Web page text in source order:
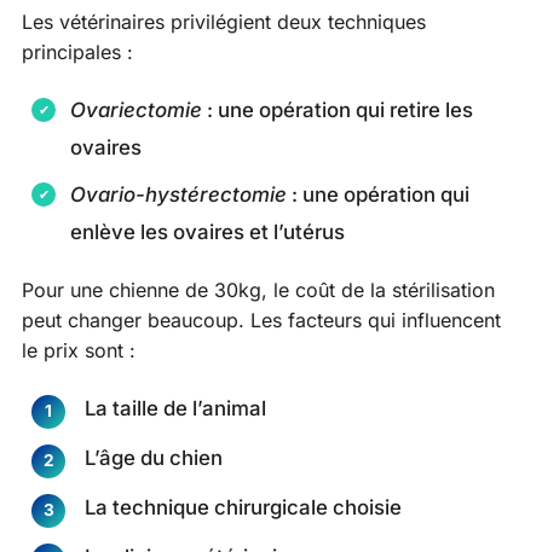
Les vétérinaires privilégient deux techniques
principales :
Ovariectomie : une opération qui retire les
ovaires
Ovario-hystérectomie : une opération qui
enlève les ovaires et l’utérus
Pour une chienne de 30kg, le coût de la stérilisation
peut changer beaucoup. Les facteurs qui influencent
le prix sont :
La taille de l’animal
L’âge du chien
La technique chirurgicale choisie